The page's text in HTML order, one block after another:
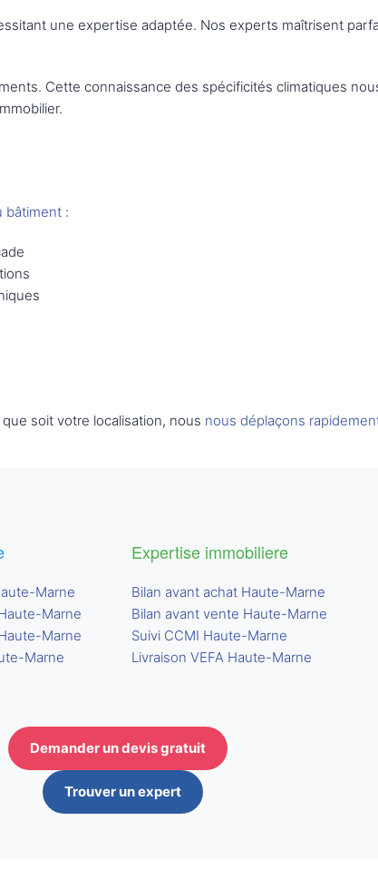
une expertise adaptée. Nos experts maîtrisent
Cette connaissance des spécificités climatiques
bâtiment :
soit votre localisation, nous nous déplaçons
Marne
Marne
Marne
Marne
Expertise immobiliere
Bilan avant achat Haute-Marne
Bilan avant vente Haute-Marne
Suivi CCMI Haute-Marne
Livraison VEFA Haute-Marne
Demander un devis gratuit
Trouver un expert